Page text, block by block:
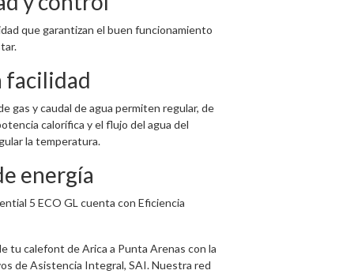
que garantizan el buen funcionamiento
facilidad
gas y caudal de agua permiten regular, de
calorífica y el flujo del agua del
la temperatura.
energía
5 ECO GL cuenta con Eficiencia
tu calefont de Arica a Punta Arenas con la
de Asistencia Integral, SAI. Nuestra red